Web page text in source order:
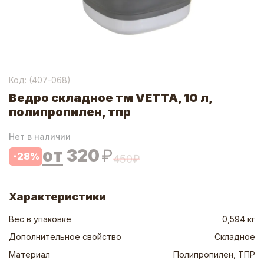
Код: (407-068)
Ведро складное тм VETTA, 10 л,
полипропилен, тпр
Нет в наличии
-28% от 320₽450₽
Характеристики
Вес в упаковке
0,594 кг
Дополнительное свойство
Складное
Материал
Полипропилен, ТПР